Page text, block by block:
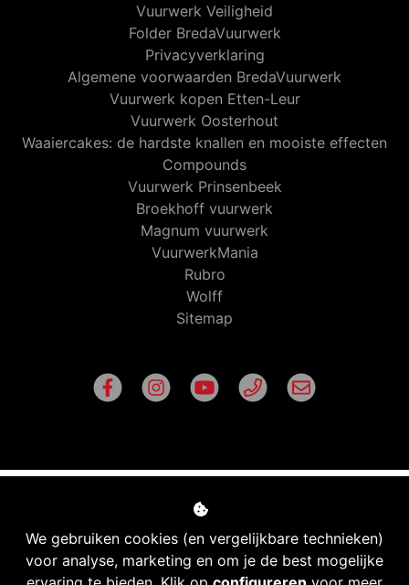
We gebruiken cookies (en vergelijkbare technieken)
voor analyse, marketing en om je de best mogelijke
Vuurwerk Veiligheid
Folder BredaVuurwerk
Privacyverklaring
Algemene voorwaarden BredaVuurwerk
Vuurwerk kopen Etten-Leur
Vuurwerk Oosterhout
Waaiercakes: de hardste knallen en mooiste effecten
Compounds
Vuurwerk Prinsenbeek
Broekhoff vuurwerk
Magnum vuurwerk
VuurwerkMania
Rubro
Wolff
Sitemap